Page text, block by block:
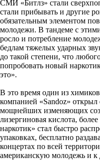
СМИ «Битлз» стали
стали прибывать и другие
обязательным элементом
молодежи. В тандеме с
росло и потребление
бедлам тяжелых ударных
до такой степени, что
попробовать новый
это».
В это время один из
компанией «Sandoz»
мощнейших изменяющих
лизергиновая кислота,
наркотик» стал быстро
упаковках, бесплатно
концертах по всей
американскую молодежь и к